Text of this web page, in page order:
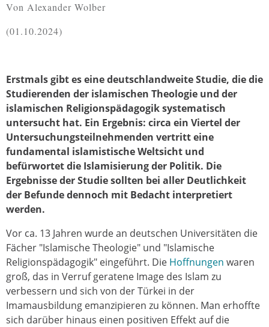
Von Alexander Wolber
01.10.2024
Erstmals gibt es eine deutschlandweite Studie, die die
Studierenden der islamischen Theologie und der
islamischen Religionspädagogik systematisch
untersucht hat. Ein Ergebnis: circa ein Viertel der
Untersuchungsteilnehmenden vertritt eine
fundamental islamistische Weltsicht und
befürwortet die Islamisierung der Politik. Die
Ergebnisse der Studie sollten bei aller Deutlichkeit
der Befunde dennoch mit Bedacht interpretiert
werden.
Vor ca. 13 Jahren wurde an deutschen Universitäten die
Fächer "Islamische Theologie" und "Islamische
Religionspädagogik" eingeführt. Die Hoffnungen waren
groß, das in Verruf geratene Image des Islam zu
verbessern und sich von der Türkei in der
Imamausbildung emanzipieren zu können. Man erhoffte
sich darüber hinaus einen positiven Effekt auf die